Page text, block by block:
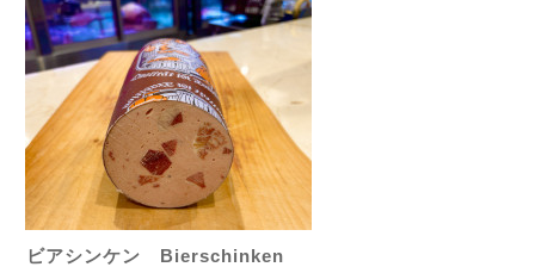
ビアシンケン Bierschinken